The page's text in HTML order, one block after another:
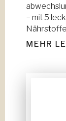
– mit 5
MEHR